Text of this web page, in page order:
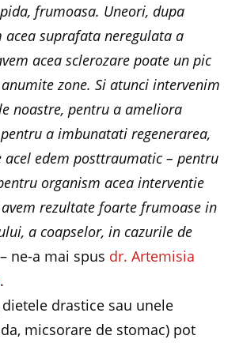
frumoasa. Uneori, dupa
acea suprafata neregulata a
acea sclerozare poate un pic
zone. Si atunci intervenim
noastre, pentru a ameliora
a imbunatati regenerarea,
acel edem posttraumatic – pentru
organism acea interventie
rezultate foarte frumoase in
a coapselor, in cazurile de
– ne-a mai spus dr. Artemisia
.
drastice sau unele
micsorare de stomac) pot